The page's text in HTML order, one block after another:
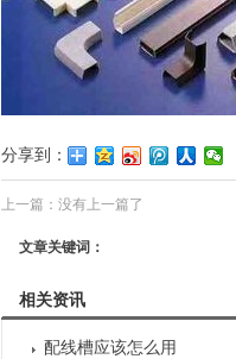
分享到：
上一篇：没有上一篇了
文章关键词：
相关资讯
配线槽应该怎么用